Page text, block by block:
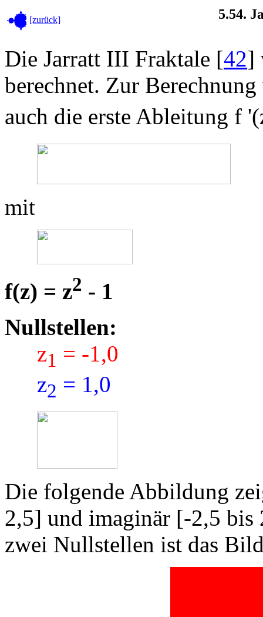
[zurück] 5.54.
Die Jarratt III Fraktale [42]
berechnet. Zur
auch die erste Ableitung f
mit
f(z) = z2 - 1
Nullstellen:
z1 = -1,0
z2 = 1,0
Die folgende Abbildung
2,5] und imaginär [-2,5
zwei Nullstellen ist das